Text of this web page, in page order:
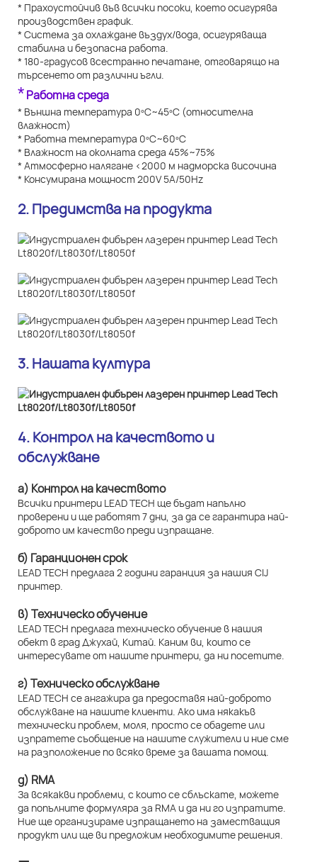
* Прахоустойчив във всички посоки, което осигурява
производствен график.
* Система за охлаждане въздух/вода, осигуряваща
стабилна и безопасна работа.
* 180-градусов всестранно печатане, отговарящо на
търсенето от различни ъгли.
*Работна среда
* Външна температура 0ºC~45ºC (относителна
влажност)
* Работна температура 0ºC~60ºC
* Влажност на околната среда 45%~75%
* Атмосферно налягане <2000 м надморска височина
* Консумирана мощност 200V 5A/50Hz
2. Предимства на продукта
3. Нашата култура
4. Контрол на качеството и
обслужване
а) Контрол на качеството
Всички принтери LEAD TECH ще бъдат напълно
проверени и ще работят 7 дни, за да се гарантира най-
доброто им качество преди изпращане.
б) Гаранционен срок
LEAD TECH предлага 2 години гаранция за нашия CIJ
принтер.
в) Техническо обучение
LEAD TECH предлага техническо обучение в нашия
обект в град Джухай, Китай. Каним ви, които се
интересувате от нашите принтери, да ни посетите.
г) Техническо обслужване
LEAD TECH се ангажира да предоставя най-доброто
обслужване на нашите клиенти. Ако има някакъв
технически проблем, моля, просто се обадете или
изпратете съобщение на нашите служители и ние сме
на разположение по всяко време за вашата помощ.
д) RMA
За всякакви проблеми, с които се сблъскате, можете
да попълните формуляра за RMA и да ни го изпратите.
Ние ще организираме изпращането на заместващия
продукт или ще ви предложим необходимите решения.